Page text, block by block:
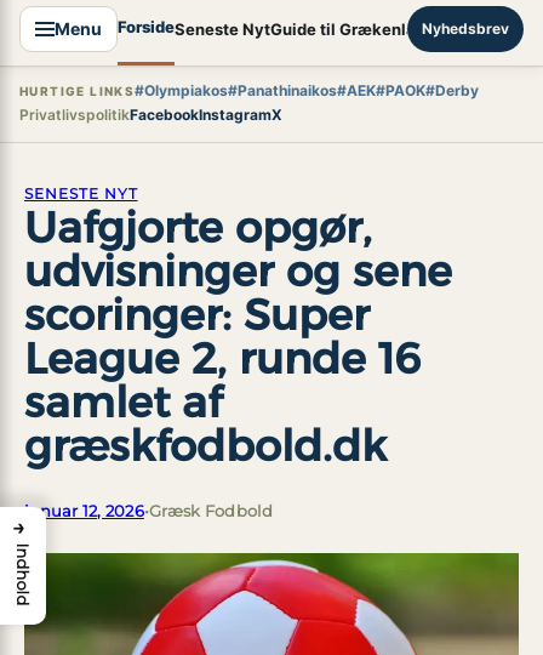
Menu ForsideSeneste NytGuide til GrækenlandSuper League
Nyhedsbrev
HURTIGE LINKS#Olympiakos#Panathinaikos#AEK#PAOK#Derby
PrivatlivspolitikFacebookInstagramX
SENESTE NYT
Uafgjorte opgør,
udvisninger og sene
scoringer: Super
League 2, runde 16
samlet af
græskfodbold.dk
januar 12, 2026•Græsk Fodbold
→
Indhold